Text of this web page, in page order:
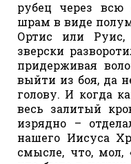
рубец через всю
шрам в виде
Ортис или
зверски
придерживая
выйти из боя, да
голову. И когда
весь залитый
изрядно –
нашего Иисуса
смысле, что, мол,